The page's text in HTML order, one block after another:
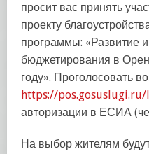
просит вас принять
проекту
программы: «Развитие
бюджетирования в
году». Проголосовать
https://
авторизации в ЕСИА
На выбор жителям